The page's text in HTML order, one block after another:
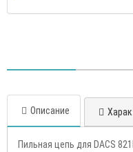
Описание
Пильная цепь для DACS